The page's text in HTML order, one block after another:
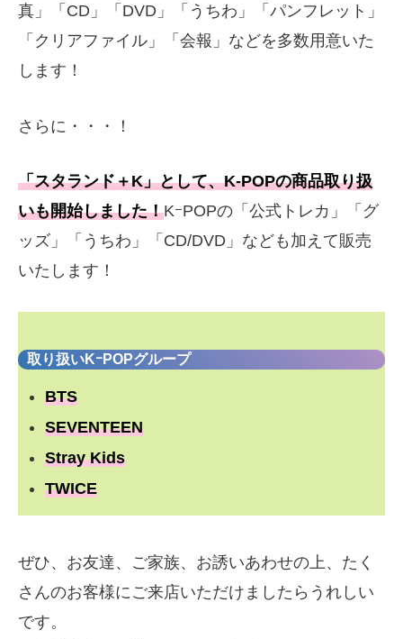
真」「CD」「DVD」「うちわ」「パンフレット」
「クリアファイル」「会報」などを多数用意いた
します！
さらに・・・！
「スタランド＋K」として、K-POPの商品取り扱
いも開始しました！KｰPOPの「公式トレカ」「グ
ッズ」「うちわ」「CD/DVD」なども加えて販売
いたします！
取り扱いKｰPOPグループ
BTS
SEVENTEEN
Stray Kids
TWICE
ぜひ、お友達、ご家族、お誘いあわせの上、たく
さんのお客様にご来店いただけましたらうれしい
です。